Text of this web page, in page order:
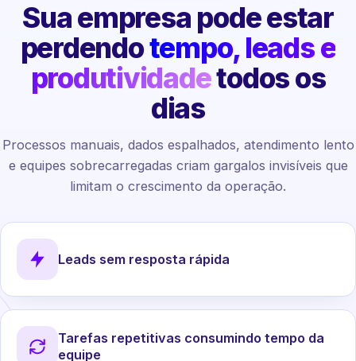
Sua empresa pode estar
perdendotempo, leads e
produtividadetodos os
dias
Processos manuais, dados espalhados, atendimento lento
e equipes sobrecarregadas criam gargalos invisíveis que
limitam o crescimento da operação.
Leads sem resposta rápida
Tarefas repetitivas consumindo tempo da
equipe